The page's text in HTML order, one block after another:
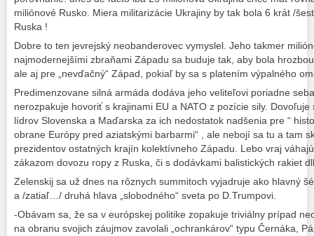
miliónové Rusko. Miera militarizácie Ukrajiny by tak bola 6 krát /
Ruska !
Dobre to ten jevrejský neobanderovec vymyslel. Jeho takmer
najmodernejšími zbraňami Západu sa buduje tak, aby bola
ale aj pre „nevďačný“ Západ, pokiaľ by sa s platením výpalného
Predimenzovane silná armáda dodáva jeho veliteľovi poriadne
nerozpakuje hovoriť s krajinami EU a NATO z pozície sily.
lídrov Slovenska a Maďarska za ich nedostatok nadšenia pre “
obrane Európy pred aziatskými barbarmi“ , ale nebojí sa tu a tam
prezidentov ostatných krajín kolektívneho Západu. Lebo vraj
zákazom dovozu ropy z Ruska, či s dodávkami balistických rakiet
Zelenskij sa už dnes na rôznych summitoch vyjadruje ako hlavný
a /zatiaľ…/ druhá hlava „slobodného“ sveta po D.Trumpovi.
-Obávam sa, že sa v európskej politike zopakuje triviálny prípad
na obranu svojich záujmov zavolali „ochrankárov“ typu Černáka,